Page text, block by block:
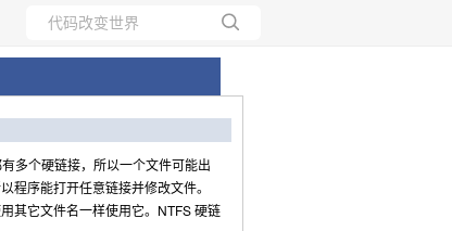
所有博客
当前博客
多个硬链接，所以一个文件可能出
程序能打开任意链接并修改文件。
其它文件名一样使用它。NTFS 硬链